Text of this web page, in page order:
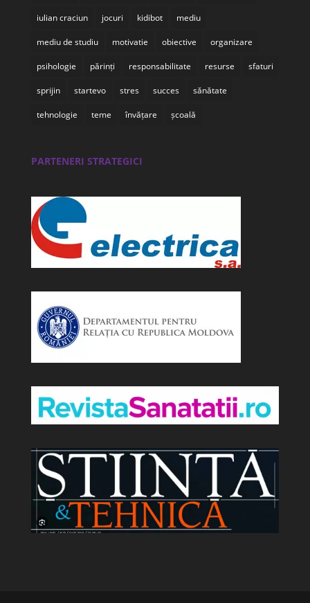
iulian craciun jocuri kidibot mediu
mediu de studiu motivatie obiective organizare
psihologie părinți responsabilitate resurse sfaturi
sprijin startevo stres succes sănătate
tehnologie teme învățare școală
PARTENERI STRATEGICI